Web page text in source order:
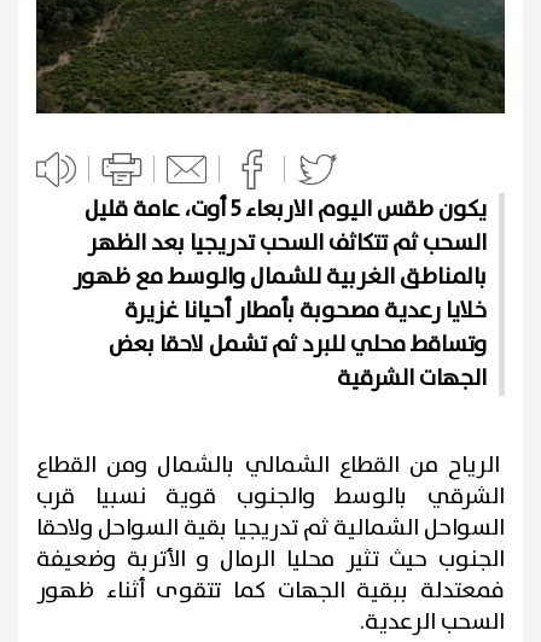
يكون طقس اليوم الاربعاء 5 أوت، عامة قليل
السحب ثم تتكاثف السحب تدريجيا بعد الظهر
بالمناطق الغربية للشمال والوسط مع ظهور
خلايا رعدية مصحوبة بأمطار أحيانا غزيرة
وتساقط محلي للبرد ثم تشمل لاحقا بعض
الجهات الشرقية
الرياح من القطاع الشمالي بالشمال ومن القطاع
الشرقي بالوسط والجنوب قوية نسبيا قرب
السواحل الشمالية ثم تدريجيا بقية السواحل ولاحقا
الجنوب حيث تثير محليا الرمال و الأتربة وضعيفة
فمعتدلة ببقية الجهات كما تتقوى أثناء ظهور
السحب الرعدية.